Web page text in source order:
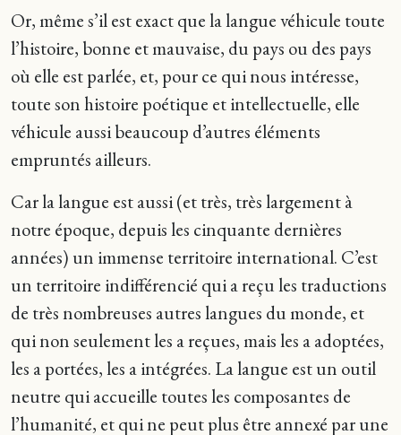
Or, même s’il est exact que la langue véhicule toute
l’histoire, bonne et mauvaise, du pays ou des pays
où elle est parlée, et, pour ce qui nous intéresse,
toute son histoire poétique et intellectuelle, elle
véhicule aussi beaucoup d’autres éléments
empruntés ailleurs.
Car la langue est aussi (et très, très largement à
notre époque, depuis les cinquante dernières
années) un immense territoire international. C’est
un territoire indifférencié qui a reçu les traductions
de très nombreuses autres langues du monde, et
qui non seulement les a reçues, mais les a adoptées,
les a portées, les a intégrées. La langue est un outil
neutre qui accueille toutes les composantes de
l’humanité, et qui ne peut plus être annexé par une